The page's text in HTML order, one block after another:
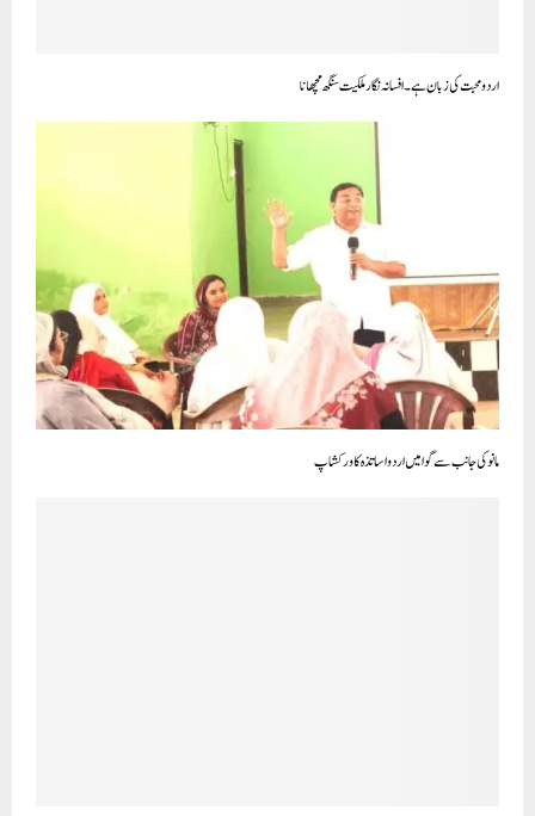
اردو محبت کی زبان ہے۔ افسانہ نگار ملکیت سنگھ مچھانا
مانو کی جانب سے گوا میں اردو اساتذہ کا ورکشاپ